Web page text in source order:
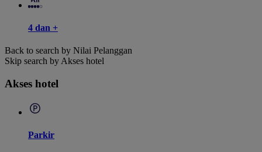
4 dan +
Back to search by Nilai Pelanggan
Skip search by Akses hotel
Akses hotel
Parkir